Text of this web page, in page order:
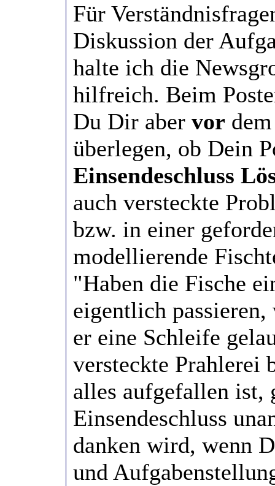
Für
Diskussion der
halte ich die
hilfreich. Beim
Du Dir aber vor
überlegen, ob Dein
Einsendeschluss
auch versteckte
bzw. in einer
modellierende
"Haben die Fische
eigentlich
er eine Schleife
versteckte Prahlerei
alles aufgefallen ist,
Einsendeschluss
danken wird, wenn
und